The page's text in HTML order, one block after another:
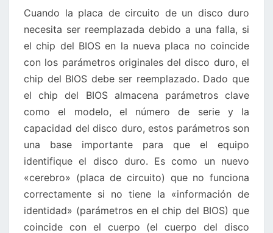
Cuando la placa de circuito de un disco duro
necesita ser reemplazada debido a una falla, si
el chip del BIOS en la nueva placa no coincide
con los parámetros originales del disco duro, el
chip del BIOS debe ser reemplazado. Dado que
el chip del BIOS almacena parámetros clave
como el modelo, el número de serie y la
capacidad del disco duro, estos parámetros son
una base importante para que el equipo
identifique el disco duro. Es como un nuevo
«cerebro» (placa de circuito) que no funciona
correctamente si no tiene la «información de
identidad» (parámetros en el chip del BIOS) que
coincide con el cuerpo (el cuerpo del disco